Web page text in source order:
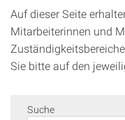
Auf dieser Seite
Mitarbeiterinnen und
Sie bitte auf den
Suche